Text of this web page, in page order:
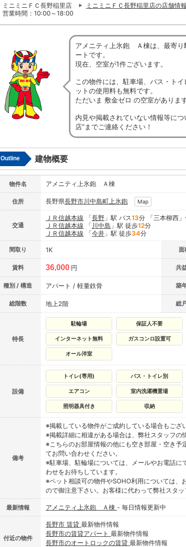
ミニミニＦＣ長野稲里店
ミニミニＦＣ長野稲里店の店舗情報
営業時間：10:00～18:00
アメニティ上氷鉋 Ａ棟は、最寄り
ートです。
現在、空室が1件ございます。
この物件には、駐車場、バス・ト
ットの使用料も無料です。
ただいま 敷金ゼロ の空室がありま
内見や掲載されていない情報等に
店”までご連絡ください！
Outline 建物概要
物件名 アメニティ上氷鉋 Ａ棟
住所 長野県長野市川中島町上氷鉋 Map
交通
ＪＲ信越本線 「長野 」駅 バス13分 「三本柳西
ＪＲ信越本線 「川中島 」駅 徒歩12分
ＪＲ信越本線 「今井 」駅 徒歩34分
間取り 1K 面
賃料 36,000 円 共
種別 / 構造 アパート / 軽量鉄骨 築
総階数 地上2階 総
特長
駐輪場 保証人不要
インターネット無料 ガスコンロ設置可
オール洋室
設備
トイレ(専用) バス・トイレ別
エアコン 室内洗濯機置場
照明器具付き 収納
備考
※掲載している物件がご成約している場合もござ
※掲載詳細に相違がある場合は、弊社スタッフの
※こちらのお部屋情報の他にも空き部屋・空き予
てお問い合わせください。
※駐車場、駐輪場については、メールやお電話
わせをお待ちしています。
※ペット相談可の物件やSOHO利用については、
ので御注意下さい。お客様に代わって弊社スタッ
最新情報 アメニティ上氷鉋 Ａ棟 - 毎日情報更新中
付近の物件
長野市 賃貸 最新物件情報
長野市の賃貸アパート 最新物件情報
長野市のオートロックの賃貸 最新物件情報